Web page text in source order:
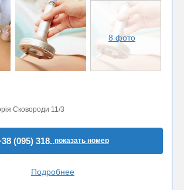
8 фото
Сковороди 11/3
(095) 318..показать номер
Подробнее